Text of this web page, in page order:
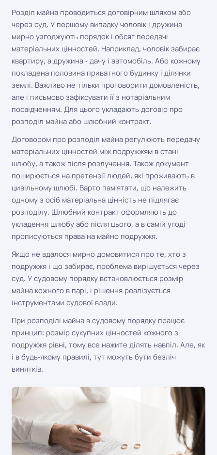
Розділ майна проводиться договірним шляхом або
через суд. У першому випадку чоловік і дружина
мирно узгоджують порядок і обсяг передачі
матеріальних цінностей. Наприклад, чоловік забирає
квартиру, а дружина - дачу і автомобіль. Або кожному
покладена половина приватного будинку і ділянки
землі. Важливо не тільки проговорити домовленість,
але і письмово зафіксувати її з нотаріальним
посвідченням. Для цього укладають договір про
розподіл майна або шлюбний контракт.
Договором про розподіл майна регулюють передачу
матеріальних цінностей між подружжям в стані
шлюбу, а також після розлучення. Також документ
поширюється на претензії людей, які проживають в
цивільному шлюбі. Варто пам'ятати, що належить
одному з осіб матеріальна цінність не підлягає
розподілу. Шлюбний контракт оформляють до
укладення шлюбу або після цього, а в самій угоді
прописуються права на майно подружжя.
Якщо не вдалося мирно домовитися про те, хто з
подружжя і що забирає, проблема вирішується через
суд. У судовому порядку встановлюється розмір
майна кожного в парі, і рішення реалізується
інструментами судової влади.
При розподілі майна в судовому порядку працює
принцип: розмір сукупних цінностей кожного з
подружжя рівні, тому все нажите ділять навпіл. Але, як
і в будь-якому правилі, тут можуть бути безліч
винятків.